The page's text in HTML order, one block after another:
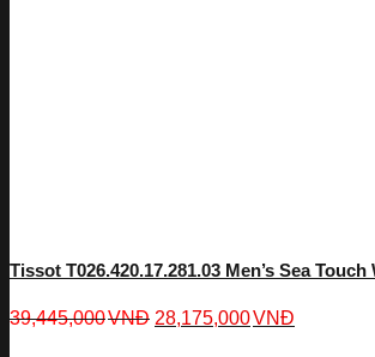
Tissot T026.420.17.281.03 Men’s Sea Touch
39,445,000VNĐ 28,175,000VNĐ